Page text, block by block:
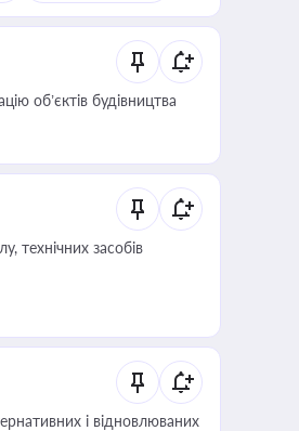
об’єктів будівництва
технічних засобів
і відновлюваних